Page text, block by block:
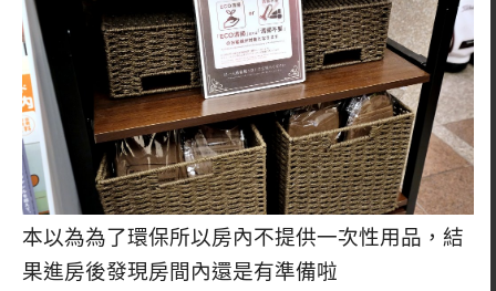
本以為為了環保所以房內不提供一次性用品，結
果進房後發現房間內還是有準備啦